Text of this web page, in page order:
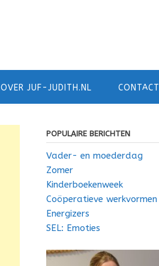
OVER JUF-JUDITH.NL CONTACT
POPULAIRE BERICHTEN
Vader- en moederdag
Zomer
Kinderboekenweek
Coöperatieve werkvormen
Energizers
SEL: Emoties